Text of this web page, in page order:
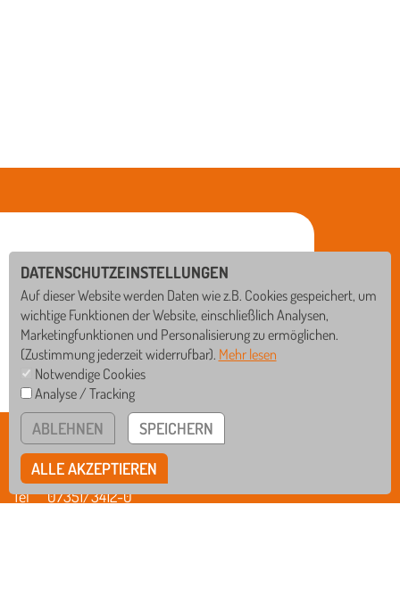
BISCHOF-SPROLL-BILDUNGSZENTRUM
Rißegger Straße 108 • 88400 Biberach
Tel 07351/3412-0
DATENSCHUTZEINSTELLUNGEN
Auf dieser Website werden Daten wie z.B. Cookies gespeichert, um
wichtige Funktionen der Website, einschließlich Analysen,
Marketingfunktionen und Personalisierung zu ermöglichen.
(Zustimmung jederzeit widerrufbar). Mehr lesen
Notwendige Cookies
Analyse / Tracking
ABLEHNEN SPEICHERN
ALLE AKZEPTIEREN